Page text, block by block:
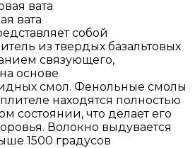
вата
собой
из твердых базальтовых
связующего,
основе
смол. Фенольные смолы
находятся полностью
состоянии, что делает его
Волокно выдувается
1500 градусов